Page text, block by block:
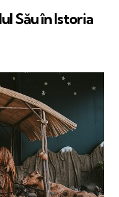
Său în Istoria